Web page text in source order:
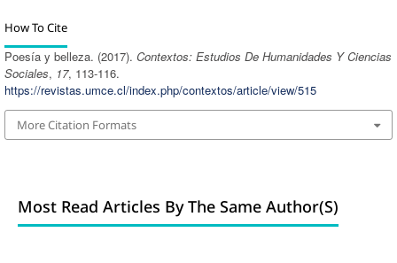
How To Cite
Poesía y belleza. (2017). Contextos: Estudios De Humanidades Y Ciencias
Sociales, 17, 113-116.
https://revistas.umce.cl/index.php/contextos/article/view/515
More Citation Formats
Most Read Articles By The Same Author(s)